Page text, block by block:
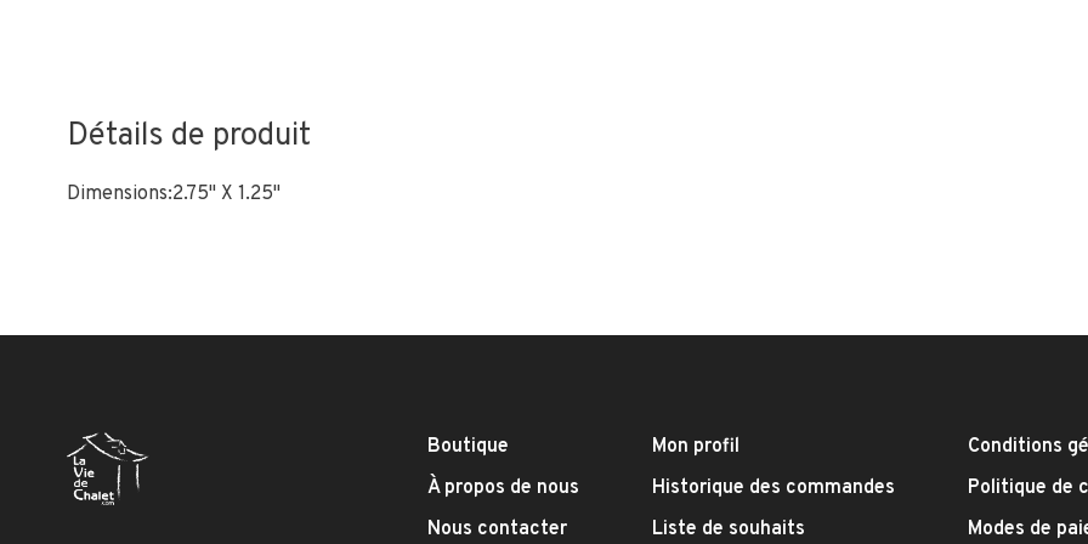
Détails de produit
Dimensions:2.75" X 1.25"
Boutique
À propos de nous
Nous contacter
Mon profil
Historique des commandes
Liste de souhaits
Conditions
Politique de
Modes de